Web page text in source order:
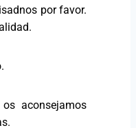
por favor.
aconsejamos